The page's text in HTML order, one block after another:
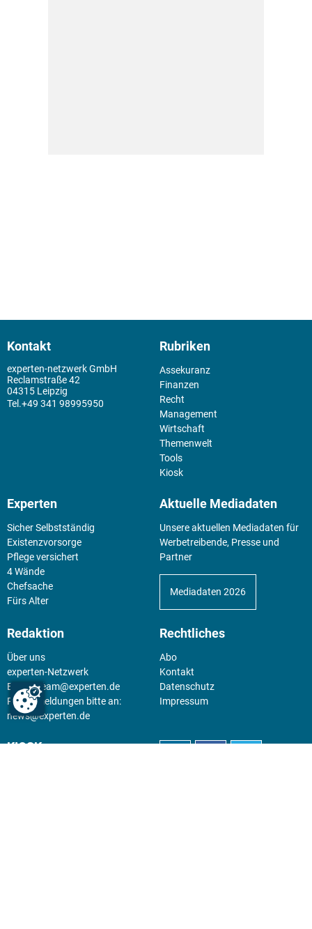
Kontakt
experten-netzwerk GmbH
Reclamstraße 42
04315 Leipzig
+49 341 98995950
Rubriken
Assekuranz
Finanzen
Recht
Management
Wirtschaft
Themenwelt
Tools
Kiosk
Experten
Sicher Selbstständig
Existenz­vorsorge
Pflege versichert
4 Wände
Chefsache
Fürs Alter
Aktuelle Mediadaten
Unsere aktuellen Mediadaten für
Werbetreibende, Presse und
Partner
Mediadaten 2026
Redaktion
Über uns
experten-Netzwerk
E-Mail:team@experten.de
Pressemeldungen bitte an:
news@experten.de
Rechtliches
Abo
Kontakt
Datenschutz
Impressum
KIOSK